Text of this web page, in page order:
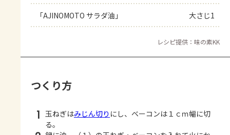
「AJINOMOTO サラダ油」 大さじ1
レシピ提供：味の素KK
つくり方
1 玉ねぎはみじん切り にし、ベーコンは１ｃｍ幅に切
る。